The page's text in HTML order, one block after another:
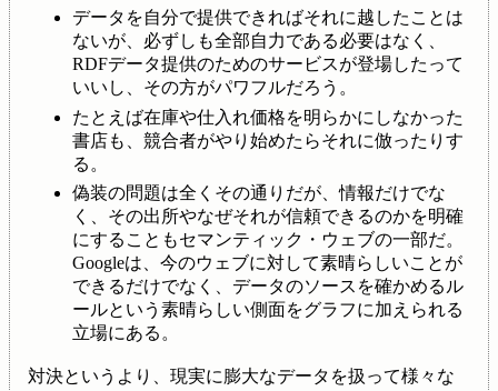
データを自分で提供できればそれに越したことは
ないが、必ずしも全部自力である必要はなく、
RDFデータ提供のためのサービスが登場したって
いいし、その方がパワフルだろう。
たとえば在庫や仕入れ価格を明らかにしなかった
書店も、競合者がやり始めたらそれに倣ったりす
る。
偽装の問題は全くその通りだが、情報だけでな
く、その出所やなぜそれが信頼できるのかを明確
にすることもセマンティック・ウェブの一部だ。
Googleは、今のウェブに対して素晴らしいことが
できるだけでなく、データのソースを確かめるル
ールという素晴らしい側面をグラフに加えられる
立場にある。
対決というより、現実に膨大なデータを扱って様々な